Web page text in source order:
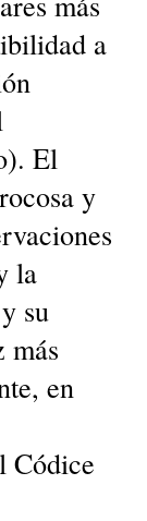
a
El
y
la
su
más
en
Códice